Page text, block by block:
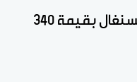
البنك الدولي يقدم تمويلا للسنغال بقيمة 340